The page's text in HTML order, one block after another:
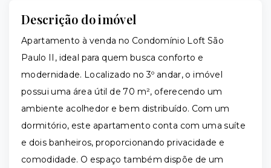
Descrição do imóvel
Apartamento à venda no Condomínio Loft São
Paulo II, ideal para quem busca conforto e
modernidade. Localizado no 3º andar, o imóvel
possui uma área útil de 70 m², oferecendo um
ambiente acolhedor e bem distribuído. Com um
dormitório, este apartamento conta com uma suíte
e dois banheiros, proporcionando privacidade e
comodidade. O espaço também dispõe de um